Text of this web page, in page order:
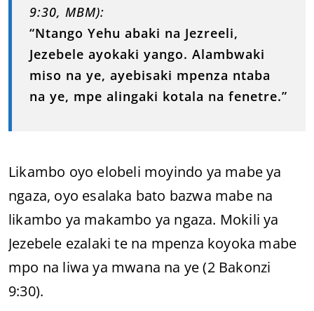
9:30, MBM):
“Ntango Yehu abaki na Jezreeli,
Jezebele ayokaki yango. Alambwaki
miso na ye, ayebisaki mpenza ntaba
na ye, mpe alingaki kotala na fenetre.”
Likambo oyo elobeli moyindo ya mabe ya
ngaza, oyo esalaka bato bazwa mabe na
likambo ya makambo ya ngaza. Mokili ya
Jezebele ezalaki te na mpenza koyoka mabe
mpo na liwa ya mwana na ye (2 Bakonzi
9:30).